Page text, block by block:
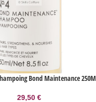
Bond Maintenance
29,50 €